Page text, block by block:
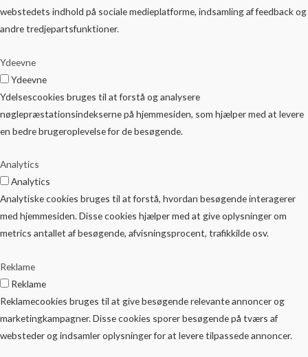
webstedets indhold på sociale medieplatforme, indsamling af feedback og
andre tredjepartsfunktioner.
Ydeevne
Ydeevne
Ydelsescookies bruges til at forstå og analysere
nøglepræstationsindekserne på hjemmesiden, som hjælper med at levere
en bedre brugeroplevelse for de besøgende.
Analytics
Analytics
Analytiske cookies bruges til at forstå, hvordan besøgende interagerer
med hjemmesiden. Disse cookies hjælper med at give oplysninger om
metrics antallet af besøgende, afvisningsprocent, trafikkilde osv.
Reklame
Reklame
Reklamecookies bruges til at give besøgende relevante annoncer og
marketingkampagner. Disse cookies sporer besøgende på tværs af
websteder og indsamler oplysninger for at levere tilpassede annoncer.